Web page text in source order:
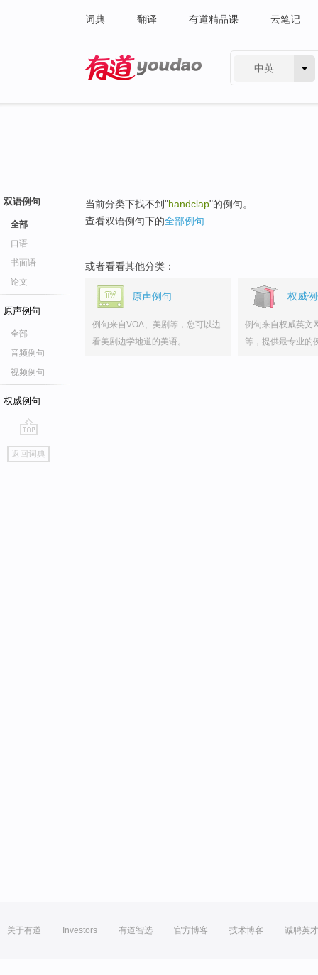
词典 翻译 有道精品课 云笔记
中英
双语例句
全部
口语
书面语
论文
原声例句
全部
音频例句
视频例句
权威例句
go
top
返回词典
当前分类下找不到"handclap"的例句。
查看双语例句下的全部例句
或者看看其他分类：
原声例句
例句来自VOA、美剧等，您可以边
看美剧边学地道的美语。
权威
例句来自权威英文
等，提供最专业的
关于有道 Investors 有道智选 官方博客 技术博客 诚聘英才